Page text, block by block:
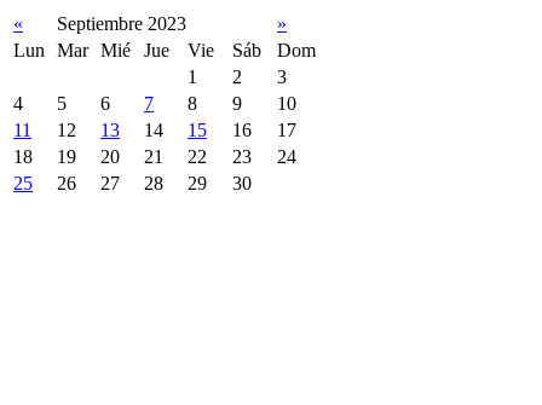
« Septiembre 2023
»
Lun
Mar Mié Jue Vie Sáb
Dom
1
2
3
4
5 6 7 8 9
10
11
12 13 14 15 16
17
18
19 20 21 22 23
24
25
26 27 28 29 30